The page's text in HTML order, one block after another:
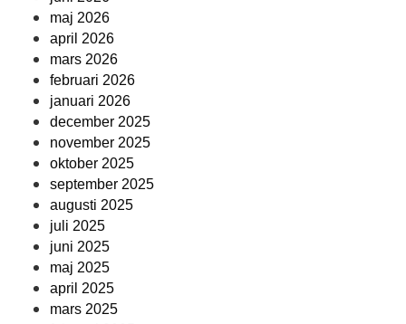
maj 2026
april 2026
mars 2026
februari 2026
januari 2026
december 2025
november 2025
oktober 2025
september 2025
augusti 2025
juli 2025
juni 2025
maj 2025
april 2025
mars 2025